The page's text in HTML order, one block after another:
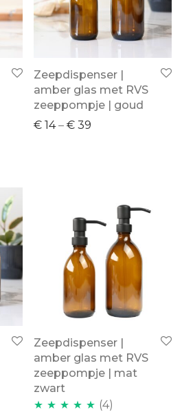
Zeepdispenser |
amber glas met RVS
zeeppompje | goud
€ 14– € 39
Zeepdispenser |
amber glas met RVS
zeeppompje | mat
zwart
(4)